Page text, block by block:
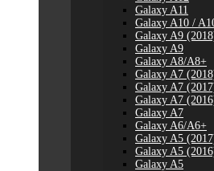
Galaxy A11
Galaxy A10 /
Galaxy A9
Galaxy A9
Galaxy A8/A8+
Galaxy A7
Galaxy A7
Galaxy A7
Galaxy A7
Galaxy A6/A6+
Galaxy A5
Galaxy A5
Galaxy A5